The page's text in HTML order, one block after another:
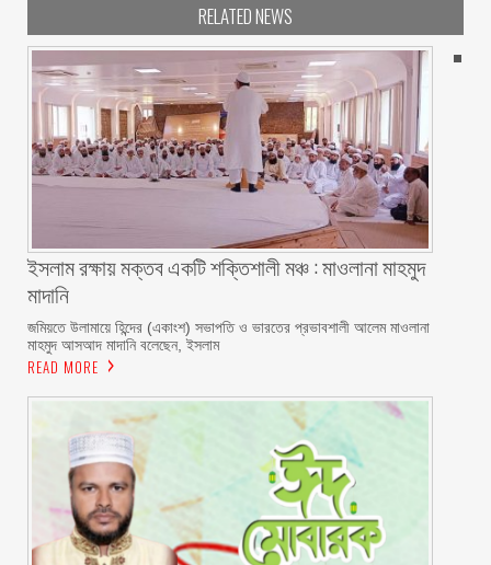
RELATED NEWS
ইসলাম রক্ষায় মক্তব একটি শক্তিশালী মঞ্চ : মাওলানা মাহমুদ
মাদানি
জমিয়তে উলামায়ে হিন্দের (একাংশ) সভাপতি ও ভারতের প্রভাবশালী আলেম মাওলানা
মাহমুদ আসআদ মাদানি বলেছেন, ইসলাম
READ MORE